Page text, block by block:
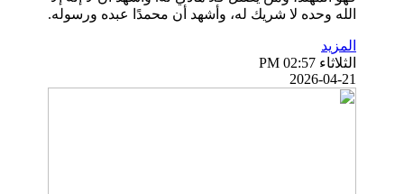
الله وحده لا شريك له، وأشهد أن محمدًا عبده ورسوله.
المزيد
الثلاثاء PM 02:57
2026-04-21